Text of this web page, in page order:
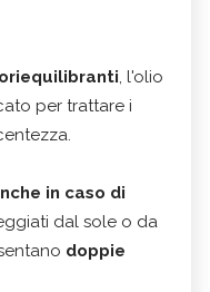
, l'olio
per trattare i
in caso di
dal sole o da
doppie